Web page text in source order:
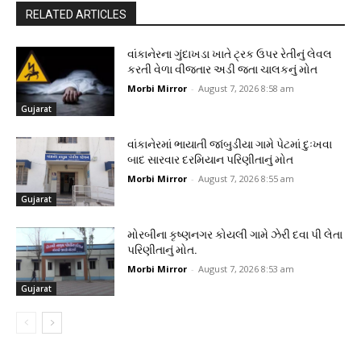
RELATED ARTICLES
Gujarat
વાંકાનેરના ગુંદાખડા ખાતે ટ્રક ઉપર રેતીનું લેવલ
કરતી વેળા વીજતાર અડી જતા ચાલકનું મોત
Morbi Mirror - August 7, 2026 8:58 am
Gujarat
વાંકાનેરમાં ભાયાતી જાંબુડીયા ગામે પેટમાં દુઃખવા
બાદ સારવાર દરમિયાન પરિણીતાનું મોત
Morbi Mirror - August 7, 2026 8:55 am
Gujarat
મોરબીના કૃષ્ણનગર કોયલી ગામે ઝેરી દવા પી લેતા
પરિણીતાનું મોત.
Morbi Mirror - August 7, 2026 8:53 am